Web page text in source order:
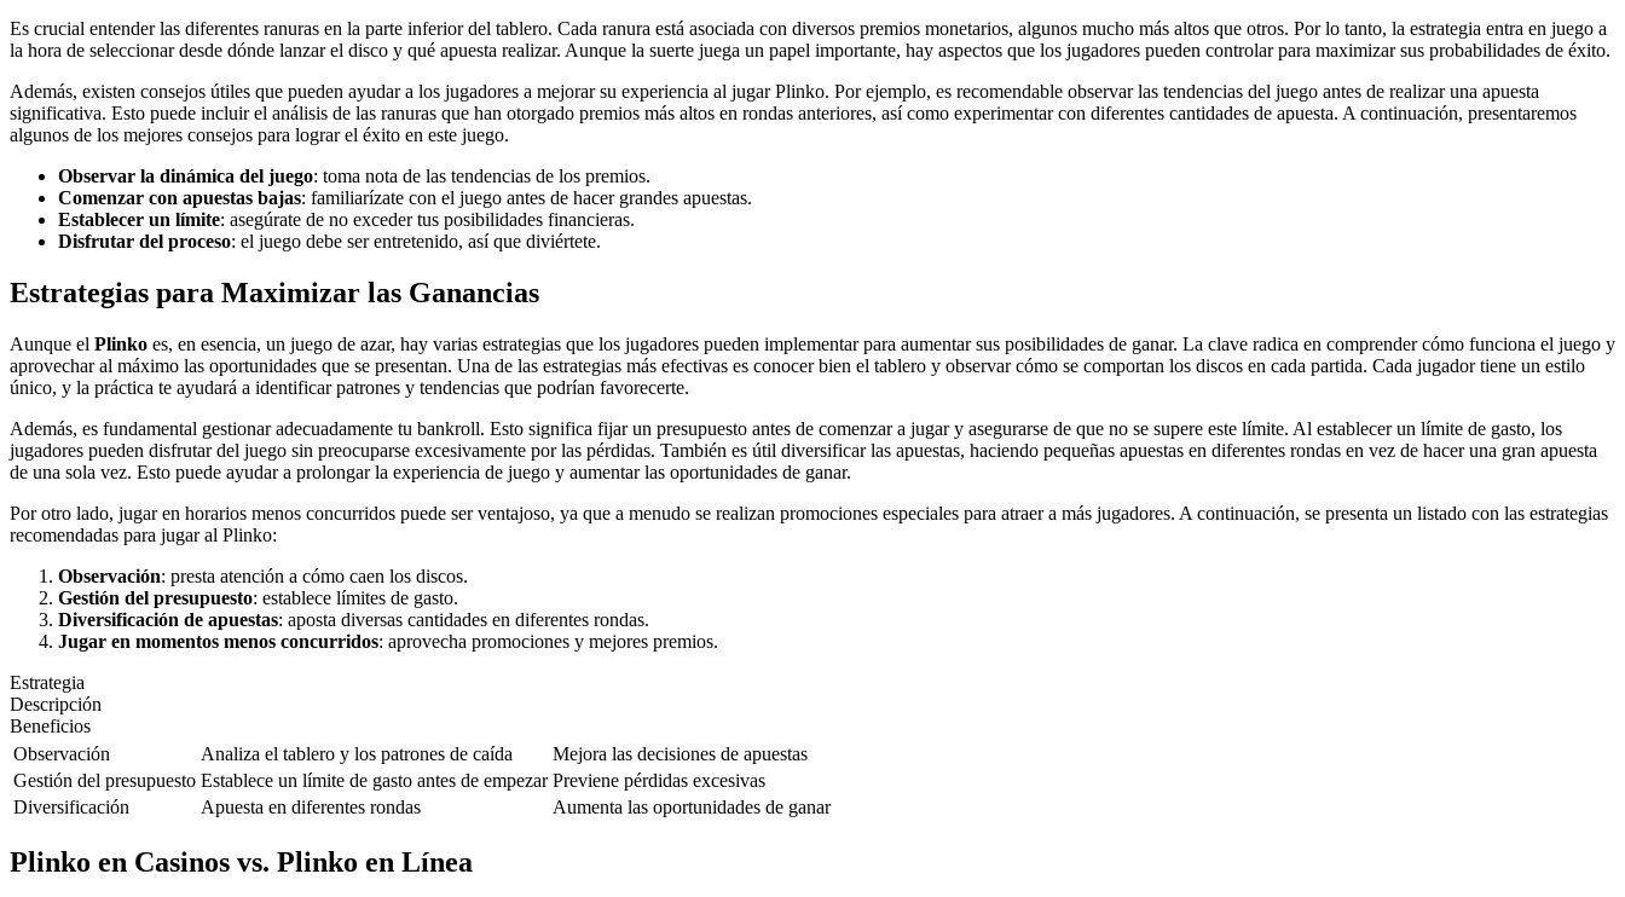
Es crucial entender las diferentes ranuras en la parte inferior del tablero. Cada ranura está asociada con diversos premios monetarios, algunos mucho más altos que otros. Por lo tanto, la estrategia entra en juego a
la hora de seleccionar desde dónde lanzar el disco y qué apuesta realizar. Aunque la suerte juega un papel importante, hay aspectos que los jugadores pueden controlar para maximizar sus probabilidades de éxito.
Además, existen consejos útiles que pueden ayudar a los jugadores a mejorar su experiencia al jugar Plinko. Por ejemplo, es recomendable observar las tendencias del juego antes de realizar una apuesta
significativa. Esto puede incluir el análisis de las ranuras que han otorgado premios más altos en rondas anteriores, así como experimentar con diferentes cantidades de apuesta. A continuación, presentaremos
algunos de los mejores consejos para lograr el éxito en este juego.
Observar la dinámica del juego: toma nota de las tendencias de los premios.
Comenzar con apuestas bajas: familiarízate con el juego antes de hacer grandes apuestas.
Establecer un límite: asegúrate de no exceder tus posibilidades financieras.
Disfrutar del proceso: el juego debe ser entretenido, así que diviértete.
Estrategias para Maximizar las Ganancias
Aunque el Plinko es, en esencia, un juego de azar, hay varias estrategias que los jugadores pueden implementar para aumentar sus posibilidades de ganar. La clave radica en comprender cómo funciona el juego y
aprovechar al máximo las oportunidades que se presentan. Una de las estrategias más efectivas es conocer bien el tablero y observar cómo se comportan los discos en cada partida. Cada jugador tiene un estilo
único, y la práctica te ayudará a identificar patrones y tendencias que podrían favorecerte.
Además, es fundamental gestionar adecuadamente tu bankroll. Esto significa fijar un presupuesto antes de comenzar a jugar y asegurarse de que no se supere este límite. Al establecer un límite de gasto, los
jugadores pueden disfrutar del juego sin preocuparse excesivamente por las pérdidas. También es útil diversificar las apuestas, haciendo pequeñas apuestas en diferentes rondas en vez de hacer una gran apuesta
de una sola vez. Esto puede ayudar a prolongar la experiencia de juego y aumentar las oportunidades de ganar.
Por otro lado, jugar en horarios menos concurridos puede ser ventajoso, ya que a menudo se realizan promociones especiales para atraer a más jugadores. A continuación, se presenta un listado con las estrategias
recomendadas para jugar al Plinko:
Observación: presta atención a cómo caen los discos.
Gestión del presupuesto: establece límites de gasto.
Diversificación de apuestas: aposta diversas cantidades en diferentes rondas.
Jugar en momentos menos concurridos: aprovecha promociones y mejores premios.
Estrategia
Descripción
Beneficios
Observación
Analiza el tablero y los patrones de caída
Mejora las decisiones de apuestas
Gestión del presupuesto Establece un límite de gasto antes de empezar Previene pérdidas excesivas
Diversificación
Apuesta en diferentes rondas Aumenta las oportunidades de ganar
Plinko en Casinos vs. Plinko en Línea